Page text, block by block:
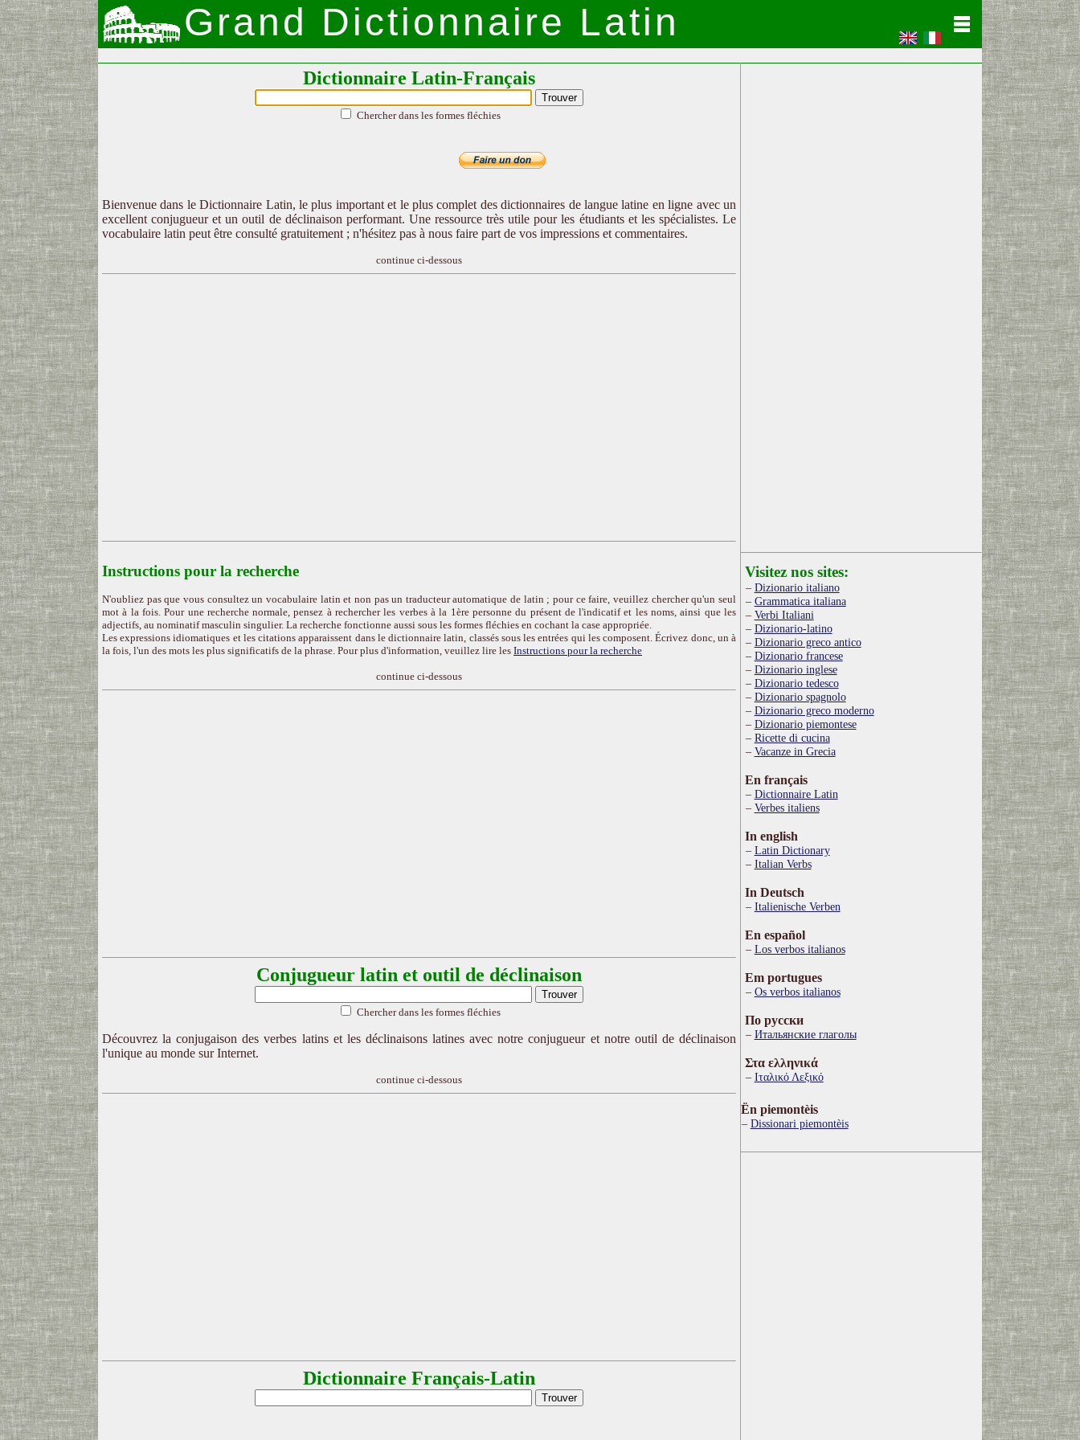
Grand Dictionnaire Latin
Dictionnaire Latin-Français
Chercher dans les formes fléchies
Bienvenue dans le Dictionnaire Latin, le plus important et le plus complet des dictionnaires de langue latine en ligne avec un
excellent conjugueur et un outil de déclinaison performant. Une ressource très utile pour les étudiants et les spécialistes. Le
vocabulaire latin peut être consulté gratuitement ; n'hésitez pas à nous faire part de vos impressions et commentaires.
continue ci-dessous
Instructions pour la recherche
N'oubliez pas que vous consultez un vocabulaire latin et non pas un traducteur automatique de latin ; pour ce faire, veuillez chercher qu'un seul
mot à la fois. Pour une recherche normale, pensez à rechercher les verbes à la 1ère personne du présent de l'indicatif et les noms, ainsi que les
adjectifs, au nominatif masculin singulier. La recherche fonctionne aussi sous les formes fléchies en cochant la case appropriée.
Les expressions idiomatiques et les citations apparaissent dans le dictionnaire latin, classés sous les entrées qui les composent. Écrivez donc, un à
la fois, l'un des mots les plus significatifs de la phrase. Pour plus d'information, veuillez lire les Instructions pour la recherche
continue ci-dessous
Conjugueur latin et outil de déclinaison
Chercher dans les formes fléchies
Découvrez la conjugaison des verbes latins et les déclinaisons latines avec notre conjugueur et notre outil de déclinaison
l'unique au monde sur Internet.
continue ci-dessous
Dictionnaire Français-Latin
Visitez nos sites:
Dizionario italiano
Grammatica italiana
Verbi Italiani
Dizionario-latino
Dizionario greco antico
Dizionario francese
Dizionario inglese
Dizionario tedesco
Dizionario spagnolo
Dizionario greco moderno
Dizionario piemontese
Ricette di cucina
Vacanze in Grecia
En français
Dictionnaire Latin
Verbes italiens
In english
Latin Dictionary
Italian Verbs
In Deutsch
Italienische Verben
En español
Los verbos italianos
Em portugues
Os verbos italianos
По русски
Итальянские глаголы
Στα ελληνικά
Ιταλικό Λεξικό
Ën piemontèis
Dissionari piemontèis